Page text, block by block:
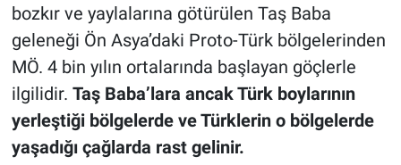
bozkır ve yaylalarına götürülen Taş Baba
geleneği Ön Asya’daki Proto-Türk bölgelerinden
MÖ. 4 bin yılın ortalarında başlayan göçlerle
ilgilidir. Taş Baba’lara ancak Türk boylarının
yerleştiği bölgelerde ve Türklerin o bölgelerde
yaşadığı çağlarda rast gelinir.